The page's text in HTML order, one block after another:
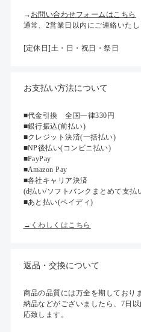
→ お問い合わせフォームはこちら
通常、2営業日以内にご連絡いたし
[定休日]土・日・祝日・祭日
お支払い方法について
■代金引換 全国一律330円
■銀行振込(前払い)
■クレジット決済(一括払い)
■NP後払い(コンビニ払い)
■PayPay
■Amazon Pay
■各社キャリア決済
(d払い/ソフトバンクまとめて支払
■あと払い(ペイディ)
→くわしくはこちら
返品・交換について
商品の品質には万全を期しており
納品などがございましたら、7日
応致します。